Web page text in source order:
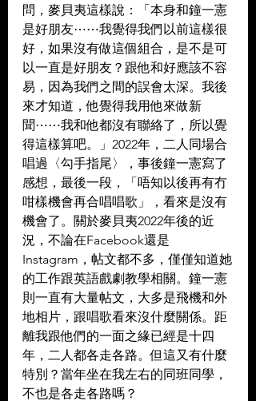
問，麥貝夷這樣說：「本身和鐘一憲
是好朋友⋯⋯我覺得我們以前這樣很
好，如果沒有做這個組合，是不是可
以一直是好朋友？跟他和好應該不容
易，因為我們之間的誤會太深。我後
來才知道，他覺得我用他來做新
聞⋯⋯我和他都沒有聯絡了，所以覺
得這樣算吧。」2022年，二人同場合
唱過〈勾手指尾〉，事後鐘一憲寫了
感想，最後一段，「唔知以後再有冇
咁樣機會再合唱唱歌」，看來是沒有
機會了。關於麥貝夷2022年後的近
況，不論在Facebook還是
Instagram，帖文都不多，僅僅知道她
的工作跟英語戲劇教學相關。鐘一憲
則一直有大量帖文，大多是飛機和外
地相片，跟唱歌看來沒什麼關係。距
離我跟他們的一面之緣已經是十四
年，二人都各走各路。但這又有什麼
特別？當年坐在我左右的同班同學，
不也是各走各路嗎？